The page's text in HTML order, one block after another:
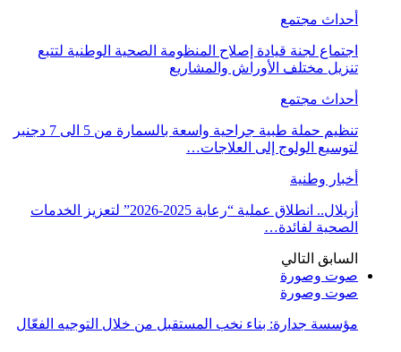
أحداث مجتمع
اجتماع لجنة قيادة إصلاح المنظومة الصحية الوطنية لتتبع
تنزيل مختلف الأوراش والمشاريع
أحداث مجتمع
تنظيم حملة طبية جراحية واسعة بالسمارة من 5 الى 7 دجنبر
لتوسيع الولوج إلى العلاجات…
أخبار وطنية
أزيلال.. انطلاق عملية “رعاية 2025-2026” لتعزيز الخدمات
الصحية لفائدة…
السابق التالي
صوت وصورة
صوت وصورة
مؤسسة جدارة: بناء نخب المستقبل من خلال التوجيه الفعّال